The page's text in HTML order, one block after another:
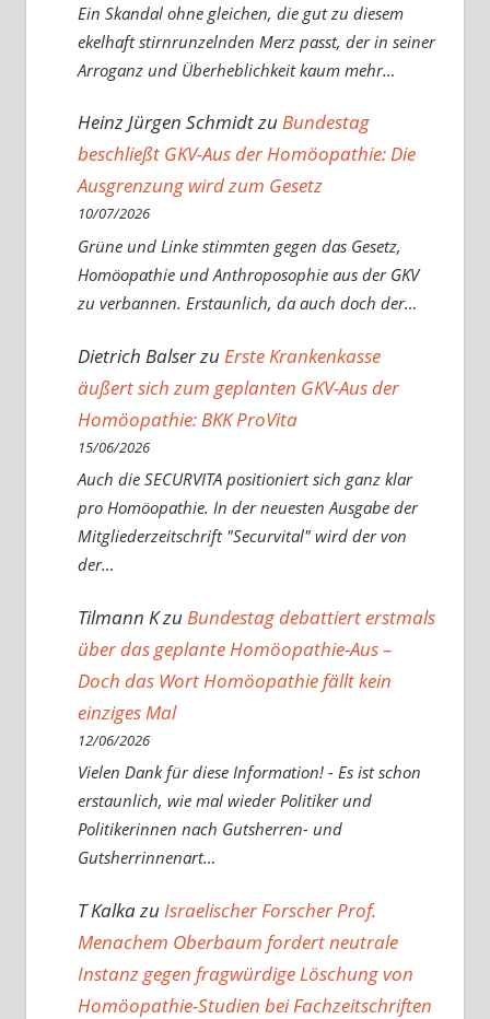
Ein Skandal ohne gleichen, die gut zu diesem
ekelhaft stirnrunzelnden Merz passt, der in seiner
Arroganz und Überheblichkeit kaum mehr…
Heinz Jürgen SchmidtzuBundestag
beschließt GKV-Aus der Homöopathie: Die
Ausgrenzung wird zum Gesetz
10/07/2026
Grüne und Linke stimmten gegen das Gesetz,
Homöopathie und Anthroposophie aus der GKV
zu verbannen. Erstaunlich, da auch doch der…
Dietrich Balserzu Erste Krankenkasse
äußert sich zum geplanten GKV-Aus der
Homöopathie: BKK ProVita
15/06/2026
Auch die SECURVITA positioniert sich ganz klar
pro Homöopathie. In der neuesten Ausgabe der
Mitgliederzeitschrift "Securvital" wird der von
der…
Tilmann KzuBundestag debattiert erstmals
über das geplante Homöopathie-Aus –
Doch das Wort Homöopathie fällt kein
einziges Mal
12/06/2026
Vielen Dank für diese Information! - Es ist schon
erstaunlich, wie mal wieder Politiker und
Politikerinnen nach Gutsherren- und
Gutsherrinnenart…
T KalkazuIsraelischer Forscher Prof.
Menachem Oberbaum fordert neutrale
Instanz gegen fragwürdige Löschung von
Homöopathie-Studien bei Fachzeitschriften